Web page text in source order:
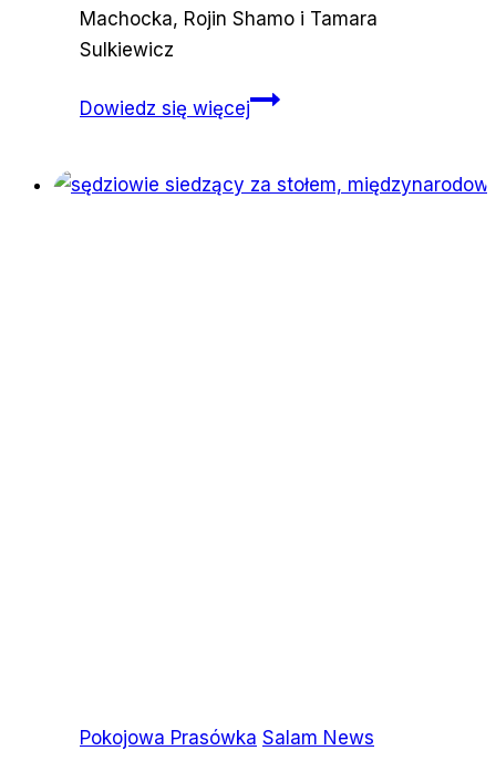
Machocka, Rojin Shamo i Tamara
Sulkiewicz
Dowiedz się więcejBohaterki
Przypominamy
Pokojowa Prasówka Salam News